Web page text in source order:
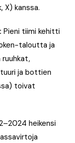
X) kanssa.
Pieni tiimi kehitti
taloutta ja
ruuhkat,
ja bottien
toivat
heikensi